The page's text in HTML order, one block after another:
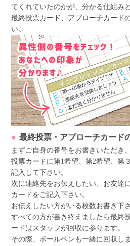
てくれていたのかが、分かる仕組み
最終投票カード、アプローチカード
い。
最終投票・アプローチカード
まずご自身の番号をお書きいただき
投票カードに第1希望、第2希望、第
記入して下さい。
次に連絡先をお伝えしたい、お友達
カードをご記入下さい。
お伝えしたい方がいる枚数お書き下
すべての方が書き終えましたら最終
ードはスタッフが回収に参ります。
その際、ボールペンも一緒に回収し